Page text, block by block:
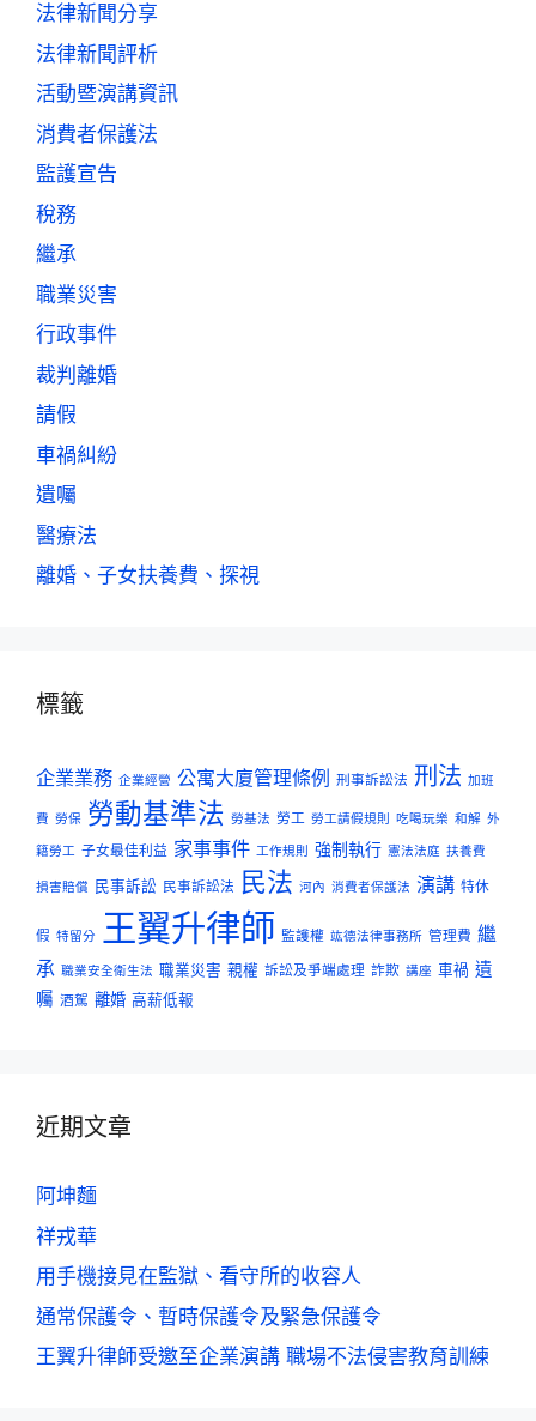
法律新聞分享
法律新聞評析
活動暨演講資訊
消費者保護法
監護宣告
稅務
繼承
職業災害
行政事件
裁判離婚
請假
車禍糾紛
遺囑
醫療法
離婚、子女扶養費、探視
標籤
企業業務 企業經營 公寓大廈管理條例 刑事訴訟法 刑法 加班
費 勞保 勞動基準法 勞基法 勞工 勞工請假規則 吃喝玩樂 和解 外
籍勞工 子女最佳利益 家事事件 工作規則 強制執行 憲法法庭 扶養費
損害賠償 民事訴訟 民事訴訟法 民法 河內 消費者保護法 演講 特休
假 特留分 王翼升律師 監護權 竑德法律事務所 管理費 繼
承 職業安全衛生法 職業災害 親權 訴訟及爭端處理 詐欺 講座 車禍 遺
囑 酒駕 離婚 高薪低報
近期文章
阿坤麵
祥戎華
用手機接見在監獄、看守所的收容人
通常保護令、暫時保護令及緊急保護令
王翼升律師受邀至企業演講 職場不法侵害教育訓練